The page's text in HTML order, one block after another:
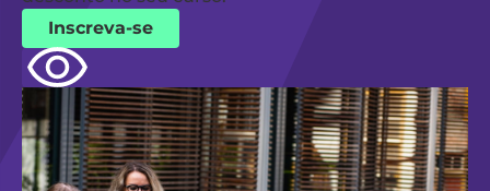
Inscreva-se